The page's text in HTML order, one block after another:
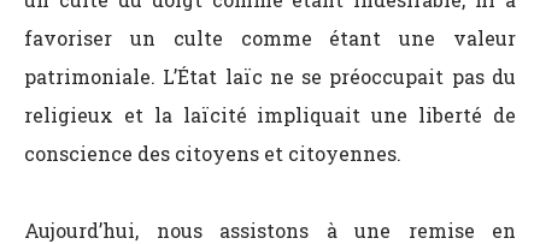
favoriser un culte comme étant une valeur
patrimoniale. L’État laïc ne se préoccupait pas du
religieux et la laïcité impliquait une liberté de
conscience des citoyens et citoyennes.
Aujourd’hui, nous assistons à une remise en